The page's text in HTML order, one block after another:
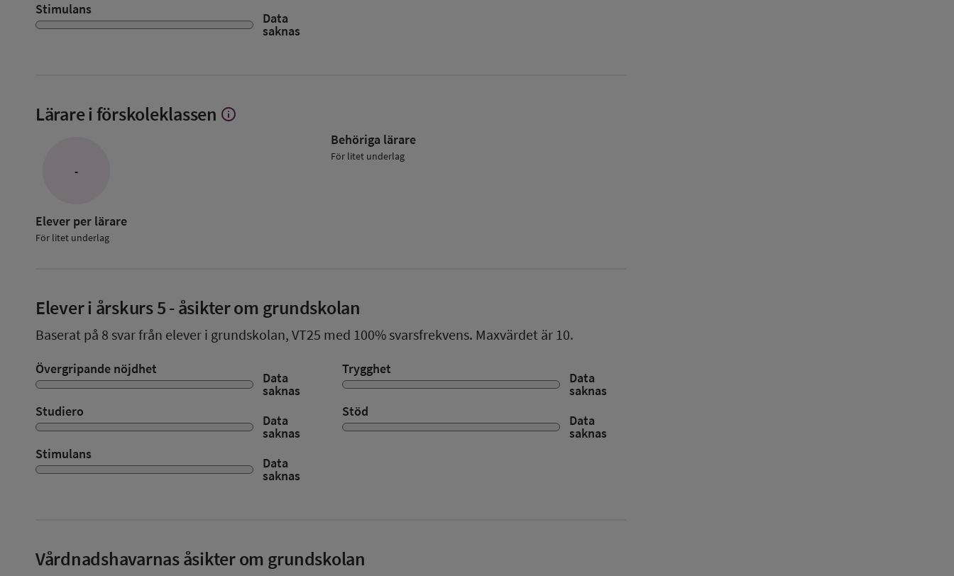
Stimulans
Data
saknas
Lärare i förskoleklassen Visa
info
-
Elever per lärare
För litet underlag
Behöriga lärare
För litet underlag
Elever i årskurs 5- åsikter om grundskolan
Baserat på 8 svar från elever i grundskolan, VT25 med 100% svarsfrekvens. Maxvärdet är 10.
Övergripande nöjdhet
Data
saknas
Trygghet
Data
saknas
Studiero
Data
saknas
Stöd
Data
saknas
Stimulans
Data
saknas
Vårdnadshavarnas åsikter om grundskolan